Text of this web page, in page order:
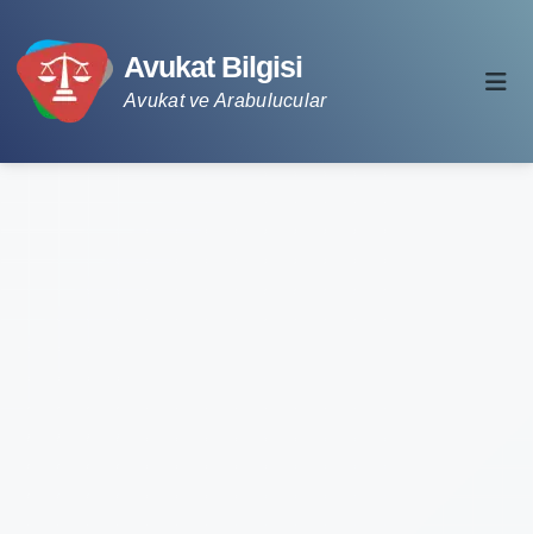
Avukat Bilgisi
Avukat ve Arabulucular